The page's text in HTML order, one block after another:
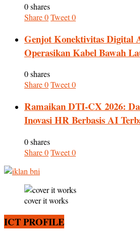
0 shares
Share0Tweet0
Genjot Konektivitas Digital
Operasikan Kabel Bawah
0 shares
Share0Tweet0
Ramaikan DTI-CX 2026:
Inovasi HR Berbasis AI
0 shares
Share0Tweet0
cover it works
ICT PROFILE